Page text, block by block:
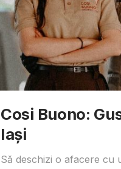
Cosi Buono:
Iași
Să deschizi o afacere cu